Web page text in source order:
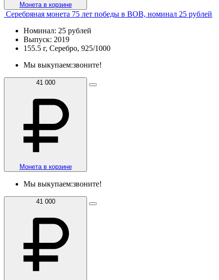
Монета в корзине
Серебряная монета 75 лет победы в ВОВ, номинал 25 рублей
Номинал: 25 рублей
Выпуск: 2019
155.5 г, Серебро, 925/1000
Мы выкупаем:звоните!
41 000
Монета в корзине
Мы выкупаем:звоните!
41 000